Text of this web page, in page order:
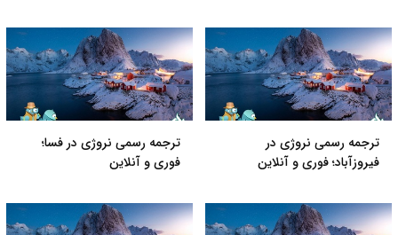
ترجمه رسمی نروژی در
فیروزآباد؛ فوری و آنلاین
ترجمه رسمی نروژی در فسا؛
فوری و آنلاین